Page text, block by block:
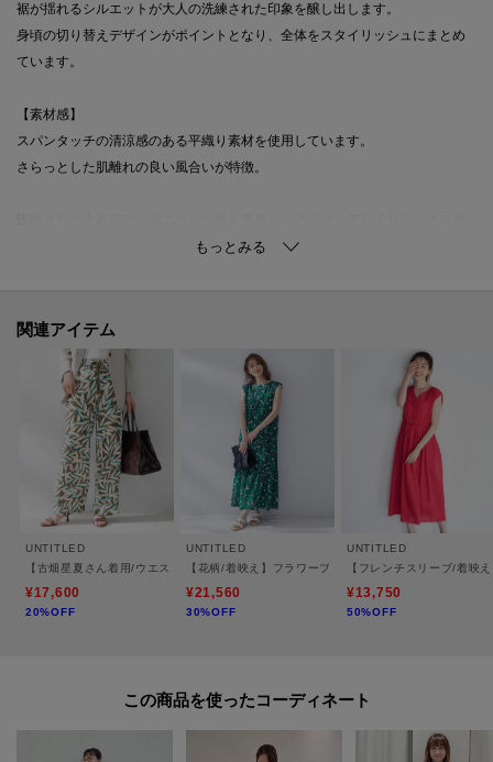
裾が揺れるシルエットが大人の洗練された印象を醸し出します。
身頃の切り替えデザインがポイントとなり、全体をスタイリッシュにまとめ
ています。
【素材感】
スパンタッチの清涼感のある平織り素材を使用しています。
さらっとした肌離れの良い風合いが特徴。
のある雰囲気に仕上げています。
・ポケットなし
・後ろファスナー
・裏地なし
・キャミソールドレス付き
※こちらの商品はやや透け感があります。
※照明の関係により、実際よりも色味が違って見える場合があります。ま
た、パソコン・スマートフォンなどの環境により、若干製品と画像のカラー
が異なる場合もございます。
関連アイテム
UNTITLED
【古畑星夏さん着用/ウエストゴム/ワイド】ボタニカルリーフパンツ
¥17,600
20%OFF
UNTITLED
【花柄/着映え】フラワープリントワンピース
¥21,560
30%OFF
UNTITLED
【フレンチスリーブ/着映
¥13,750
50%OFF
この商品を使った